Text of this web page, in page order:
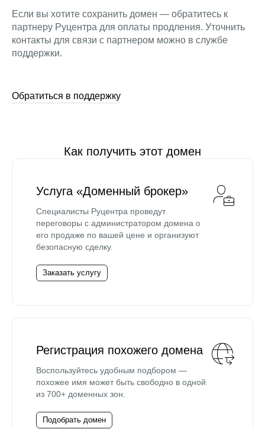
Если вы хотите сохранить домен — обратитесь к
партнеру Руцентра для оплаты продления. Уточнить
контакты для связи с партнером можно в службе
поддержки.
Обратиться в поддержку
Как получить этот домен
Услуга «Доменный брокер»
Специалисты Руцентра проведут
переговоры с администратором домена о
его продаже по вашей цене и организуют
безопасную сделку.
Заказать услугу
Регистрация похожего домена
Воспользуйтесь удобным подбором —
похожее имя может быть свободно в одной
из 700+ доменных зон.
Подобрать домен